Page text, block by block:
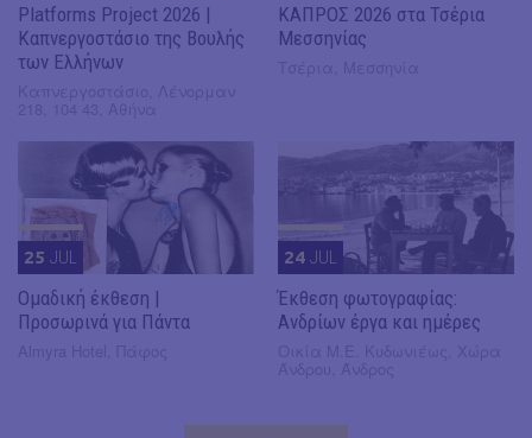
Platforms Project 2026 |
Καπνεργοστάσιο της Βουλής
των Ελλήνων
ΚΑΠΡΟΣ 2026 στα Τσέρια
Μεσσηνίας
25 JUL
Ομαδική έκθεση |
Προσωρινά για Πάντα
24 JUL
Έκθεση φωτογραφίας:
Ανδρίων έργα και ημέρες